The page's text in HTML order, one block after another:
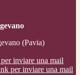
(Pavia)
inviare una mail
per inviare una mail